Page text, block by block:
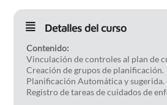
Detalles del curso
Contenido:
Vinculación de controles al plan de
Creación de grupos de planificación.
Planificación Automática y sugerida.
Registro de tareas de cuidados de